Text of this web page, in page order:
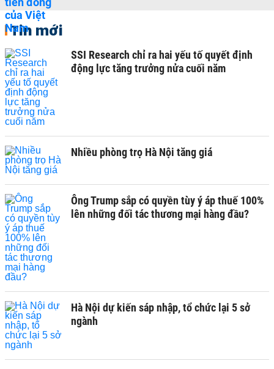
Tin mới
SSI Research chỉ ra hai yếu tố quyết định
động lực tăng trưởng nửa cuối năm
Nhiều phòng trọ Hà Nội tăng giá
Ông Trump sắp có quyền tùy ý áp thuế 100%
lên những đối tác thương mại hàng đầu?
Hà Nội dự kiến sáp nhập, tổ chức lại 5 sở
ngành